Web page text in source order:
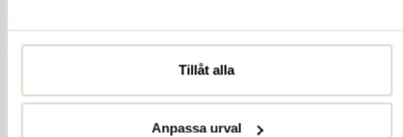
Tillåt alla
Anpassa urval